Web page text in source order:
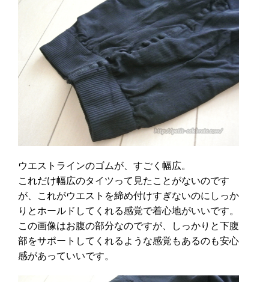
ウエストラインのゴムが、すごく幅広。
これだけ幅広のタイツって見たことがないのです
が、これがウエストを締め付けすぎないのにしっか
りとホールドしてくれる感覚で着心地がいいです。
この画像はお腹の部分なのですが、しっかりと下腹
部をサポートしてくれるような感覚もあるのも安心
感があっていいです。